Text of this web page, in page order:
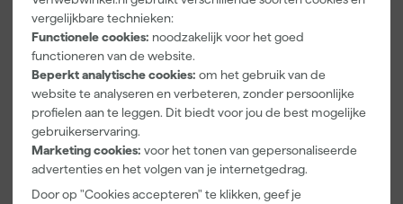
vergelijkbare technieken:
Functionele cookies: noodzakelijk voor het goed
functioneren van de website.
Beperkt analytische cookies: om het gebruik van de
website te analyseren en verbeteren, zonder persoonlijke
profielen aan te leggen. Dit biedt voor jou de best mogelijke
gebruikerservaring.
Marketing cookies: voor het tonen van gepersonaliseerde
advertenties en het volgen van je internetgedrag.
Door op "Cookies accepteren" te klikken, geef je
F&B
Kleurenwaaie
r
Maandag
bezorgd
22,00
incl. BTW
Schuurblok
100X70X25m
m Sk 500
P220
Maandag
bezorgd
1,39
incl. BTW
met Roller
bezorgd
18,00
incl. BTW